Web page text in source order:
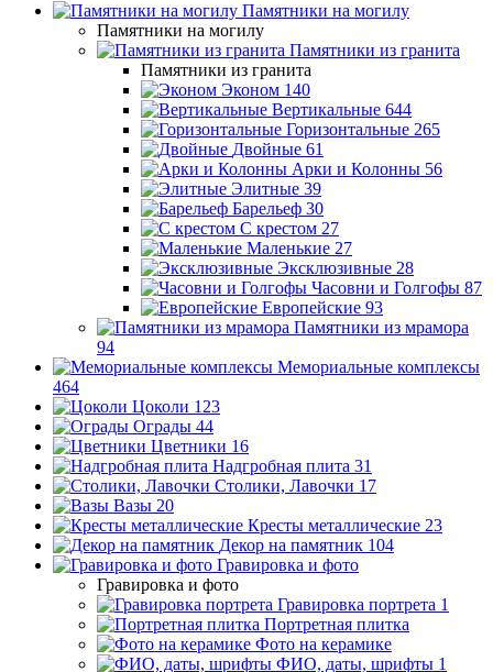
Памятники на могилу
Памятники на могилу
Памятники из гранита
Памятники из гранита
Эконом 140
Вертикальные 644
Горизонтальные 265
Двойные 61
Арки и Колонны 56
Элитные 39
Барельеф 30
С крестом 27
Маленькие 27
Эксклюзивные 28
Часовни и Голгофы 87
Европейские 93
Памятники из мрамора
94
Мемориальные комплексы
464
Цоколи 123
Ограды 44
Цветники 16
Надгробная плита 31
Столики, Лавочки 17
Вазы 20
Кресты металлические 23
Декор на памятник 104
Гравировка и фото
Гравировка и фото
Гравировка портрета 1
Портретная плитка
Фото на керамике
ФИО, даты, шрифты 1